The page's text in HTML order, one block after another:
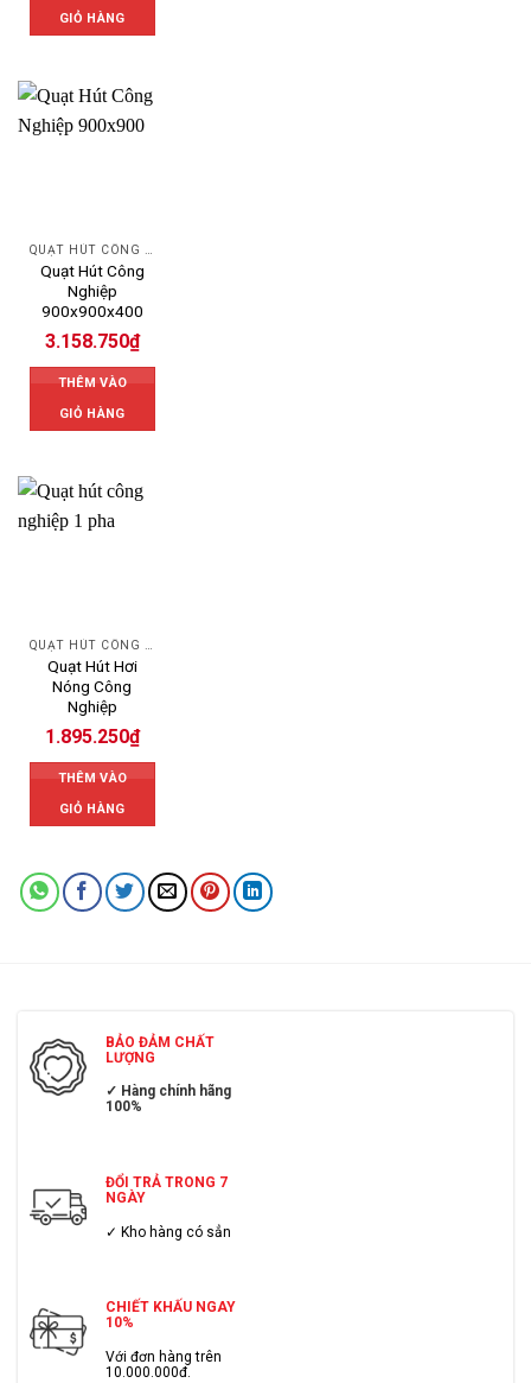
GIỎ HÀNG
QUẠT HÚT CÔNG NGHIỆP
Quạt Hút Công
Nghiệp
900x900x400
3.158.750₫
THÊM VÀO
GIỎ HÀNG
QUẠT HÚT CÔNG NGHIỆP
Quạt Hút Hơi
Nóng Công
Nghiệp
1.895.250₫
THÊM VÀO
GIỎ HÀNG
BẢO ĐẢM CHẤT
LƯỢNG
✓ Hàng chính hãng
100%
ĐỔI TRẢ TRONG 7
NGÀY
✓ Kho hàng có sẳn
CHIẾT KHẤU NGAY
10%
Với đơn hàng trên
10.000.000đ.